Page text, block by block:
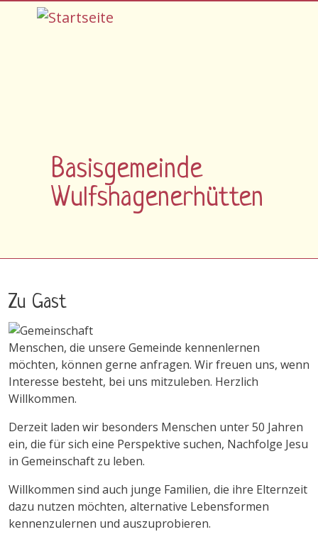
Direkt zum Inhalt
Basisgemeinde
Wulfshagenerhütten
Zu Gast
Menschen, die unsere Gemeinde kennenlernen
möchten, können gerne anfragen. Wir freuen uns, wenn
Interesse besteht, bei uns mitzuleben. Herzlich
Willkommen.
Derzeit laden wir besonders Menschen unter 50 Jahren
ein, die für sich eine Perspektive suchen, Nachfolge Jesu
in Gemeinschaft zu leben.
Willkommen sind auch junge Familien, die ihre Elternzeit
dazu nutzen möchten, alternative Lebensformen
kennenzulernen und auszuprobieren.